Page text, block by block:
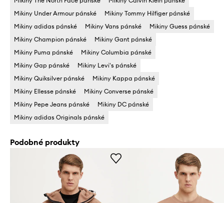
Mikiny Under Armour pánské
Mikiny Tommy Hilfiger pánské
Mikiny adidas pánské
Mikiny Vans pánské
Mikiny Guess pánské
Mikiny Champion pánské
Mikiny Gant pánské
Mikiny Puma pánské
Mikiny Columbia pánské
Mikiny Gap pánské
Mikiny Levi's pánské
Mikiny Quiksilver pánské
Mikiny Kappa pánské
Mikiny Ellesse pánské
Mikiny Converse pánské
Mikiny Pepe Jeans pánské
Mikiny DC pánské
Mikiny adidas Originals pánské
Podobné produkty